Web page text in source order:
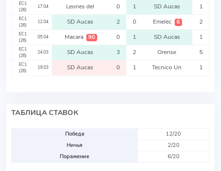
EC1
(26)
17.04 Leones del 0 1 SD Aucas 1
EC1
(26)
12.04 SD Aucas 2 0 Emelec 6 2
EC1
(26)
05.04 Macara 90 0 1 SD Aucas 1
EC1
(26)
24.03 SD Aucas 3 2 Orense 5
EC1
(26)
19.03 SD Aucas 0 1 Tecnico Un 1
ТАБЛИЦА СТАВОК
Победа
12/20
Ничья
2/20
Поражение
6/20